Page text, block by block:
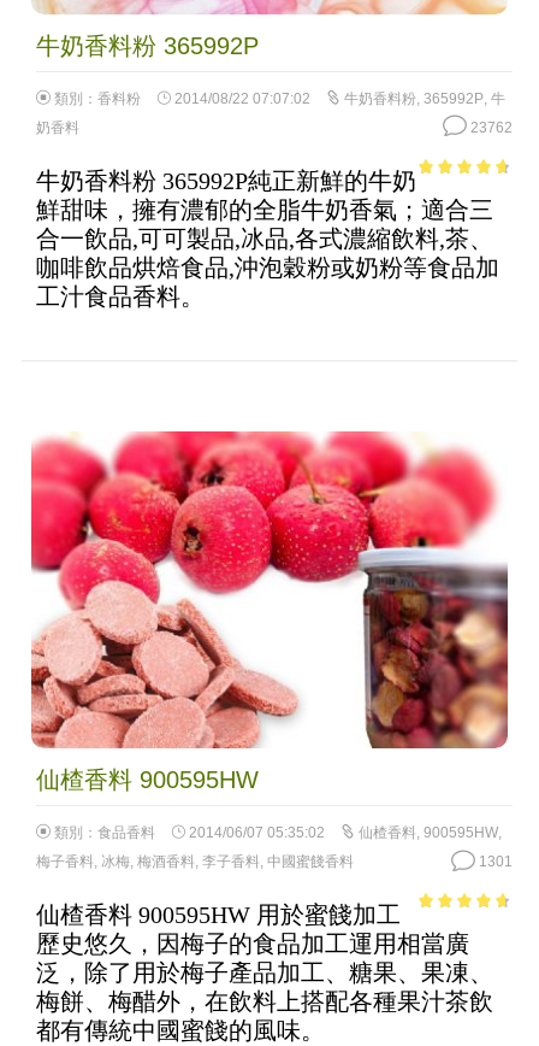
牛奶香料粉 365992P
類別： 香料粉 2014/08/22 07:07:02 牛奶香料粉, 365992P, 牛
奶香料
23762
5
牛奶香料粉 365992P純正新鮮的牛奶
鮮甜味，擁有濃郁的全脂牛奶香氣；適合三
合一飲品,可可製品,冰品,各式濃縮飲料,茶、
咖啡飲品烘焙食品,沖泡穀粉或奶粉等食品加
工汁食品香料。
仙楂香料 900595HW
類別： 食品香料 2014/06/07 05:35:02 仙楂香料, 900595HW,
梅子香料, 冰梅, 梅酒香料, 李子香料, 中國蜜餞香料 1301
of 5
仙楂香料 900595HW 用於蜜餞加工
歷史悠久，因梅子的食品加工運用相當廣
泛，除了用於梅子產品加工、糖果、果凍、
梅餅、梅醋外，在飲料上搭配各種果汁茶飲
都有傳統中國蜜餞的風味。